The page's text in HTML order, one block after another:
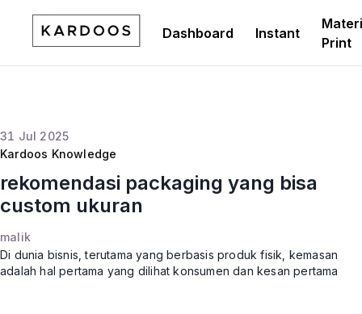
Dashboard Instant
Print
31 Jul 2025
Kardoos Knowledge
rekomendasi packaging yang bisa
custom ukuran
malik
Di dunia bisnis, terutama yang berbasis produk fisik, kemasan
adalah hal pertama yang dilihat konsumen dan kesan pertama